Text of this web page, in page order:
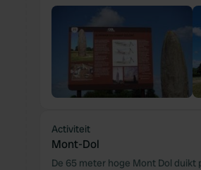
Activiteit
Mont-Dol
De 65 meter hoge Mont Dol